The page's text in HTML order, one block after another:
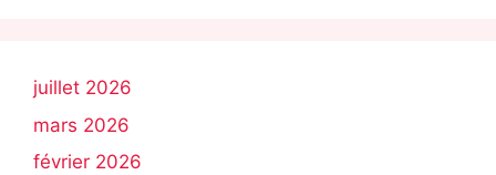
juillet 2026
mars 2026
février 2026